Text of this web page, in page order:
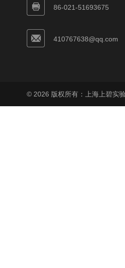
86-021-51693675
410767638@qq.com
© 2026 版权所有：上海上碧实